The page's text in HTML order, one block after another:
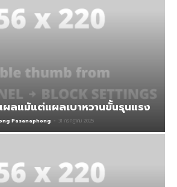
ลแม้แต่แผลเบาหวานขั้นรุนแรง
Pasanaphong - 31 กรกฎาคม 2025